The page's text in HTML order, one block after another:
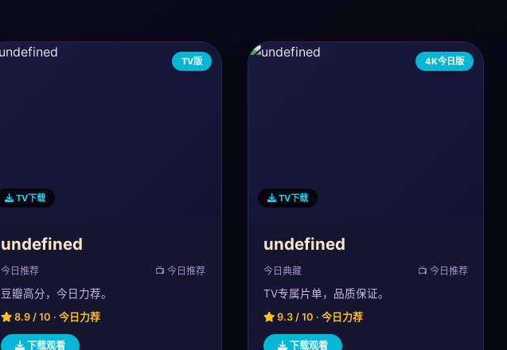
TV版
TV下载
undefined
今日推荐 📺 今日推荐
豆瓣高分，今日力荐。
8.9 / 10 · 今日力荐
下载观看
4K今日版
TV下载
undefined
今日典藏 📺 今日推荐
TV专属片单，品质保证。
9.3 / 10 · 今日力荐
下载观看